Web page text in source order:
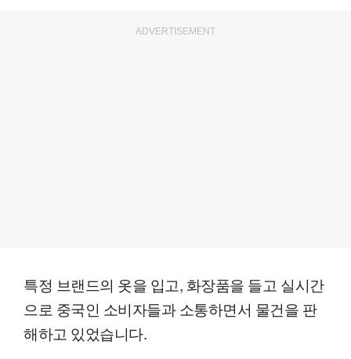
ADVERTISEMENT
특정 브랜드의 옷을 입고, 화장품을 들고 실시간
으로 중국인 소비자들과 소통하면서 물건을 판
해하고 있었습니다.